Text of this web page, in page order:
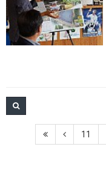
11